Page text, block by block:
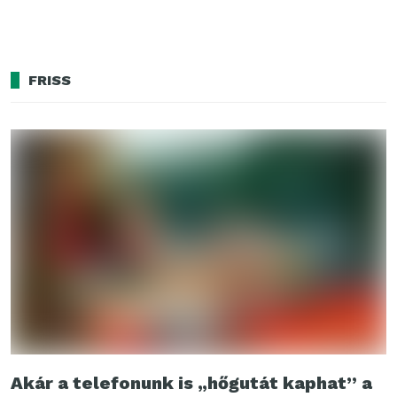
FRISS
Akár a telefonunk is „hőgutát kaphat” a